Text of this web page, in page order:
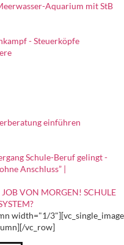
Aquarium mit StB
- Steuerköpfe
einführen
Schule-Beruf gelingt -
Anschluss” |
JOB VON MORGEN! SCHULE
width="1/3"][vc_single_image
vc_row]